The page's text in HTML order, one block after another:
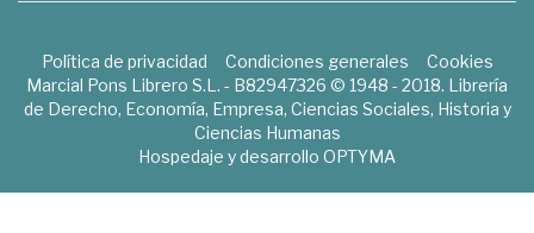
Política de privacidad Condiciones generales
Cookies
Marcial Pons Librero S.L. - B82947326 © 1948 - 2018. Librería
de Derecho, Economía, Empresa, Ciencias Sociales, Historia y
Ciencias Humanas
Hospedaje y desarrollo OPTYMA